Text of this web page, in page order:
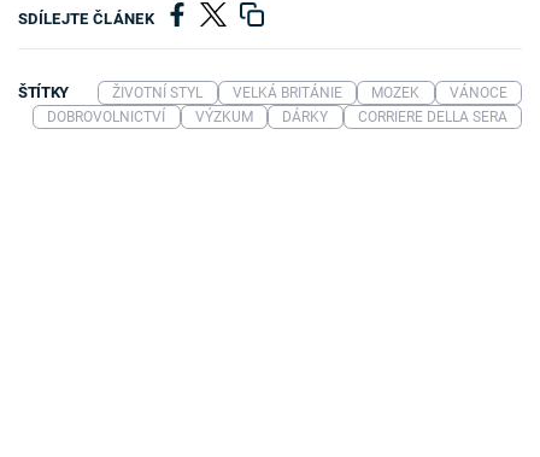
SDÍLEJTE ČLÁNEK
ŠTÍTKY ŽIVOTNÍ STYL VELKÁ BRITÁNIE MOZEK
VÁNOCE
DOBROVOLNICTVÍ
VÝZKUM DÁRKY CORRIERE DELLA SERA